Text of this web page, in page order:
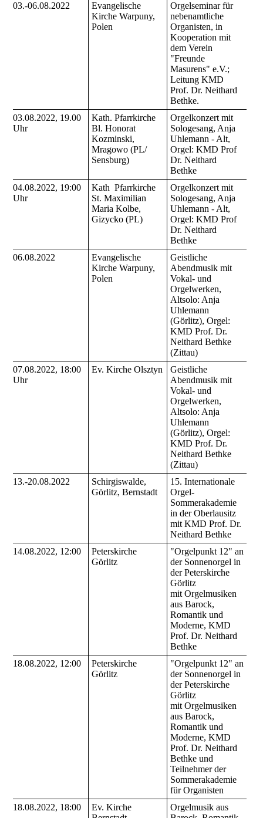
03.-06.08.2022
Evangelische
Kirche Warpuny,
Polen
Orgelseminar für
nebenamtliche
Organisten, in
Kooperation mit
dem Verein
"Freunde
Masurens" e.V.;
Leitung KMD
Prof. Dr. Neithard
Bethke.
03.08.2022, 19.00
Uhr
Kath. Pfarrkirche
Bl. Honorat
Kozminski,
Mragowo (PL/
Sensburg)
Orgelkonzert mit
Sologesang, Anja
Uhlemann - Alt,
Orgel: KMD Prof
Dr. Neithard
Bethke
04.08.2022, 19:00
Uhr
Kath Pfarrkirche
St. Maximilian
Maria Kolbe,
Gizycko (PL)
Orgelkonzert mit
Sologesang, Anja
Uhlemann - Alt,
Orgel: KMD Prof
Dr. Neithard
Bethke
06.08.2022
Evangelische
Kirche Warpuny,
Polen
Geistliche
Abendmusik mit
Vokal- und
Orgelwerken,
Altsolo: Anja
Uhlemann
(Görlitz), Orgel:
KMD Prof. Dr.
Neithard Bethke
(Zittau)
07.08.2022, 18:00
Uhr
Ev. Kirche Olsztyn
Geistliche
Abendmusik mit
Vokal- und
Orgelwerken,
Altsolo: Anja
Uhlemann
(Görlitz), Orgel:
KMD Prof. Dr.
Neithard Bethke
(Zittau)
13.-20.08.2022
Schirgiswalde,
Görlitz, Bernstadt
15. Internationale
Orgel-
Sommerakademie
in der Oberlausitz
mit KMD Prof. Dr.
Neithard Bethke
14.08.2022, 12:00
Peterskirche
Görlitz
"Orgelpunkt 12" an
der Sonnenorgel in
der Peterskirche
Görlitz
mit Orgelmusiken
aus Barock,
Romantik und
Moderne, KMD
Prof. Dr. Neithard
Bethke
18.08.2022, 12:00
Peterskirche
Görlitz
"Orgelpunkt 12" an
der Sonnenorgel in
der Peterskirche
Görlitz
mit Orgelmusiken
aus Barock,
Romantik und
Moderne, KMD
Prof. Dr. Neithard
Bethke und
Teilnehmer der
Sommerakademie
für Organisten
18.08.2022, 18:00
Ev. Kirche
Orgelmusik aus